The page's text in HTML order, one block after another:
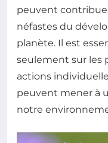
peuvent
néfastes du
planète. Il est
seulement sur les
actions
peuvent mener à
notre